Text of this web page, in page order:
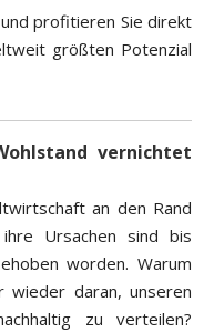
profitieren Sie direkt
größten Potenzial
vernichtet
an den Rand
Ursachen sind bis
worden. Warum
wieder daran, unseren
zu verteilen?